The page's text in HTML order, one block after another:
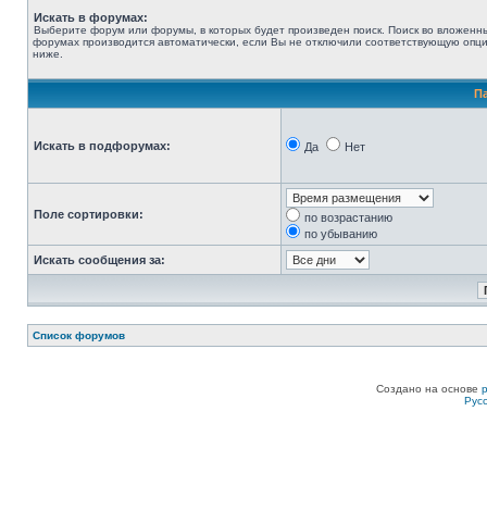
Искать в форумах:
Выберите форум или форумы, в которых будет произведен поиск. Поиск во
форумах производится автоматически, если Вы не отключили соответствующую
ниже.
Искать в подфорумах: Да Нет
Поле сортировки:
по возрастанию
по убыванию
Искать сообщения за:
Список форумов
Создано на основе